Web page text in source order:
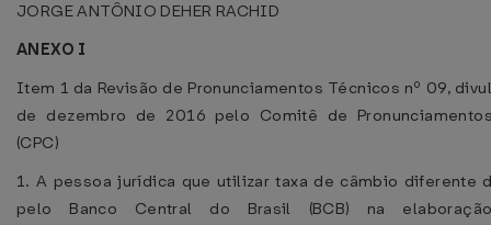
JORGE ANTÔNIO DEHER RACHID
ANEXO I
Item 1 da Revisão de Pronunciamentos Técnicos nº 09,
de dezembro de 2016 pelo Comitê de
(CPC)
1. A pessoa jurídica que utilizar taxa de câmbio diferente
pelo Banco Central do Brasil (BCB) na